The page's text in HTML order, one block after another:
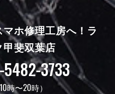
ホ修理工房へ！ ラ
甲斐双葉店
3733
時〜20時）